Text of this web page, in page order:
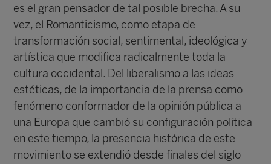
es el gran pensador de tal posible brecha. A su
vez, el Romanticismo, como etapa de
transformación social, sentimental, ideológica y
artística que modifica radicalmente toda la
cultura occidental. Del liberalismo a las ideas
estéticas, de la importancia de la prensa como
fenómeno conformador de la opinión pública a
una Europa que cambió su configuración política
en este tiempo, la presencia histórica de este
movimiento se extendió desde finales del siglo